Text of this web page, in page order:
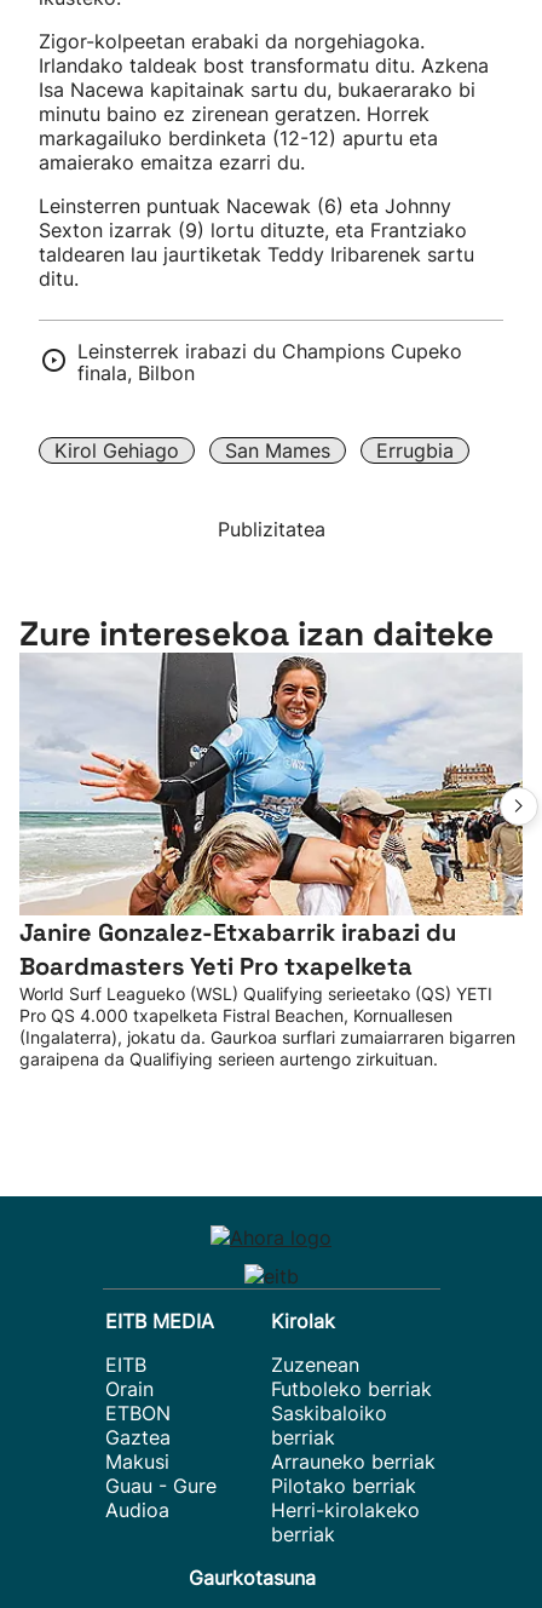
Zigor-kolpeetan erabaki da norgehiagoka.
Irlandako taldeak bost transformatu ditu. Azkena
Isa Nacewa kapitainak sartu du, bukaerarako bi
minutu baino ez zirenean geratzen. Horrek
markagailuko berdinketa (12-12) apurtu eta
amaierako emaitza ezarri du.
Leinsterren puntuak Nacewak (6) eta Johnny
Sexton izarrak (9) lortu dituzte, eta Frantziako
taldearen lau jaurtiketak Teddy Iribarenek sartu
ditu.
Leinsterrek irabazi du Champions Cupeko
finala, Bilbon
Kirol Gehiago San Mames Errugbia
Publizitatea
Zure interesekoa izan daiteke
Janire Gonzalez-Etxabarrik irabazi du
Boardmasters Yeti Pro txapelketa
World Surf Leagueko (WSL) Qualifying serieetako (QS) YETI
Pro QS 4.000 txapelketa Fistral Beachen, Kornuallesen
(Ingalaterra), jokatu da. Gaurkoa surflari zumaiarraren bigarren
garaipena da Qualifiying serieen aurtengo zirkuituan.
EITB MEDIA
EITB
Orain
ETBON
Gaztea
Makusi
Guau - Gure
Audioa
Kirolak
Zuzenean
Futboleko berriak
Saskibaloiko
berriak
Arrauneko berriak
Pilotako berriak
Herri-kirolakeko
berriak
Gaurkotasuna